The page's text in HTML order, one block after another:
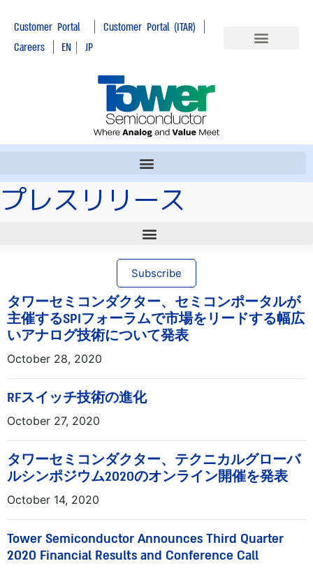
Customer Portal| Customer Portal (ITAR) |
Careers | EN | JP
プレスリリース
Subscribe
タワーセミコンダクター、セミコンポータルが
主催するSPIフォーラムで市場をリードする幅広
いアナログ技術について発表
October 28, 2020
RFスイッチ技術の進化
October 27, 2020
タワーセミコンダクター、テクニカルグローバ
ルシンポジウム2020のオンライン開催を発表
October 14, 2020
Tower Semiconductor Announces Third Quarter
2020 Financial Results and Conference Call